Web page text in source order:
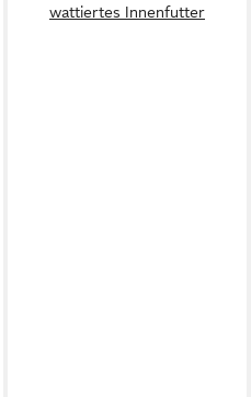
wattiertes Innenfutter